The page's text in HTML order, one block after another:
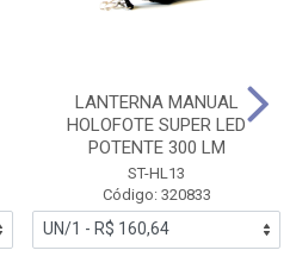
LANTERNA MANUAL
HOLOFOTE SUPER LED
POTENTE 300 LM
ST-HL13
Código: 320833